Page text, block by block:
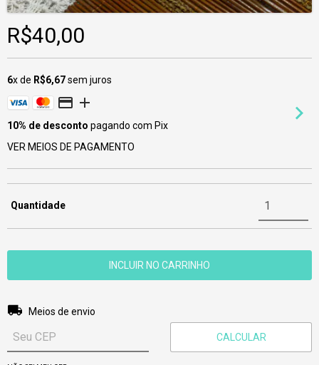
R$40,00
6x de R$6,67sem juros
10% de desconto pagando com Pix
VER MEIOS DE PAGAMENTO
Quantidade
Entregas para o CEP:
Meios de envio
CALCULAR